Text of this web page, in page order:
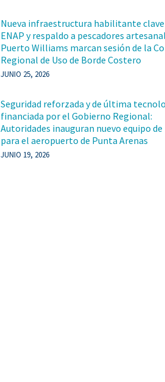
Nueva infraestructura habilitante
ENAP y respaldo a pescadores
Puerto Williams marcan sesión de la
Regional de Uso de Borde Costero
JUNIO 25, 2026
Seguridad reforzada y de última
financiada por el Gobierno Regional:
Autoridades inauguran nuevo equipo de
para el aeropuerto de Punta Arenas
JUNIO 19, 2026